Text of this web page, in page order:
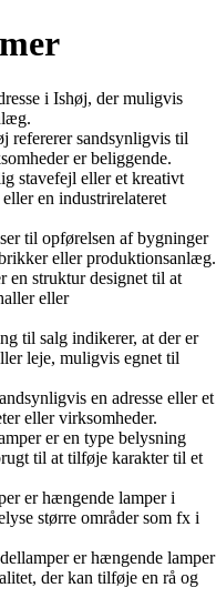
i Ishøj, der muligvis
refererer sandsynligvis til
er beliggende.
stavefejl eller et kreativt
en industrirelateret
til opførelsen af bygninger
eller produktionsanlæg.
en struktur designet til at
eller
til salg indikerer, at der er
leje, muligvis egnet til
en adresse eller et
eller virksomheder.
er en type belysning
til at tilføje karakter til et
er hængende lamper i
større områder som fx i
er hængende lamper
der kan tilføje en rå og